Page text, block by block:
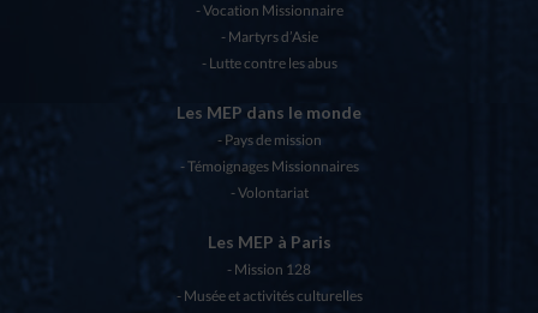
Vocation Missionnaire
Martyrs d’Asie
Lutte contre les abus
Les MEP dans le monde
Pays de mission
Témoignages Missionnaires
Volontariat
Les MEP à Paris
Mission 128
Musée et activités culturelles